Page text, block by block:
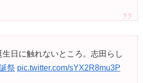
日に触れないところ。志田らし
祭 pic.twitter.com/sYX2R8mu3P